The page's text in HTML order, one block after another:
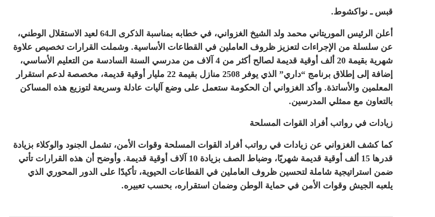
قبس ـ نواكشوط.
أعلن الرئيس الموريتاني محمد ولد الشيخ الغزواني، في خطابه بمناسبة الذكرى الـ64 لعيد الاستقلال الوطني،
عن سلسلة من الإجراءات لتعزيز ظروف العاملين في القطاعات الأساسية. وشملت القرارات تخصيص علاوة
شهرية بقيمة 20 ألف أوقية قديمة لصالح أكثر من 4 آلاف من مدرسي السنة السادسة من التعليم الأساسي،
إضافة إلى إطلاق برنامج “داري” الذي يوفر 2508 منازل بقيمة 22 مليار أوقية قديمة، مخصصة لدعم استقرار
المعلمين والأساتذة. وأكد الغزواني أن الحكومة ستعمل على وضع آليات عادلة وسريعة لتوزيع هذه المساكن
بالتعاون مع ممثلي المدرسين.
زيادات في رواتب أفراد القوات المسلحة
كما كشف الغزواني عن زيادات في رواتب أفراد القوات المسلحة وقوات الأمن، تشمل الجنود والوكلاء بزيادة
قدرها 15 ألف أوقية قديمة شهريًا، وضباط الصف بزيادة 10 آلاف أوقية قديمة. وأوضح أن هذه القرارات تأتي
ضمن استراتيجية شاملة لتحسين ظروف العاملين في القطاعات الحيوية، تأكيدًا على الدور المحوري الذي
يلعبه الجيش وقوات الأمن في حماية الوطن وضمان استقراره، بحسب تعبيره.